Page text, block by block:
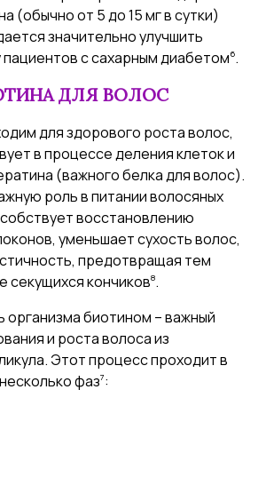
(обычно от 5 до 15 мг в сутки)
значительно улучшить
с сахарным диабетом6.
ДЛЯ ВОЛОС
для здорового роста волос,
в процессе деления клеток и
(важного белка для волос).
роль в питании волосяных
восстановлению
уменьшает сухость волос,
предотвращая тем
секущихся кончиков8.
биотином – важный
и роста волоса из
Этот процесс проходит в
фаз7: